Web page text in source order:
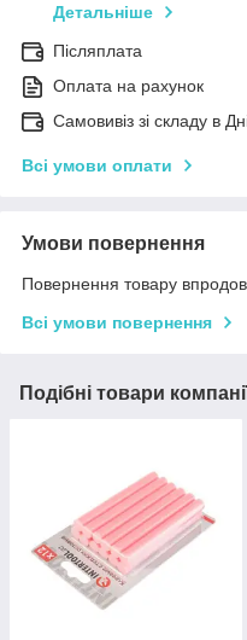
Детальніше
Післяплата
Оплата на рахунок
Самовивіз зі складу в
Всі умови оплати
Умови повернення
Повернення товару
Всі умови повернення
Подібні товари